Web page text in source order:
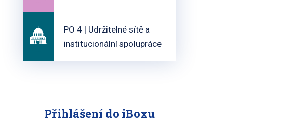
PO 4 | Udržitelné sítě a
institucionální spolupráce
Přihlášení do iBoxu